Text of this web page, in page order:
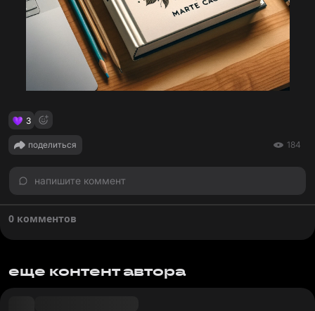
3
поделиться 184
напишите коммент
0 комментов
еще контент автора